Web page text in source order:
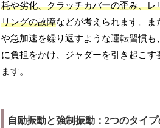
耗や劣化、クラッチカバーの歪み、レ
リングの故障などが考えられます。ま
や急加速を繰り返すような運転習慣も
に負担をかけ、ジャダーを引き起こす
ます。
自励振動と強制振動：2つのタイ